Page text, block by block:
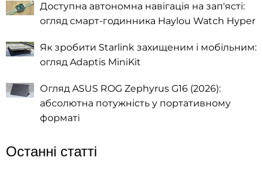
Доступна автономна навігація на зап'ясті:
огляд смарт-годинника Haylou Watch Hyper
Як зробити Starlink захищеним і мобільним:
огляд Adaptis MiniKit
Огляд ASUS ROG Zephyrus G16 (2026):
абсолютна потужність у портативному
форматі
Останні статті